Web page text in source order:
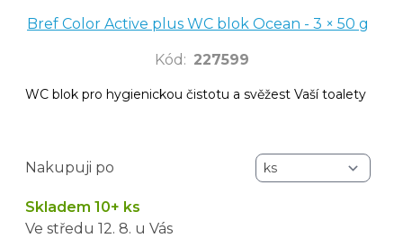
Bref Color Active plus WC blok Ocean - 3 × 50 g
Kód : 227599
WC blok pro hygienickou čistotu a svěžest Vaší toalety
Nakupuji po
Skladem 10+ ks
Ve středu 12. 8. u Vás